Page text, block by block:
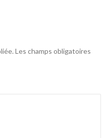
Les champs obligatoires